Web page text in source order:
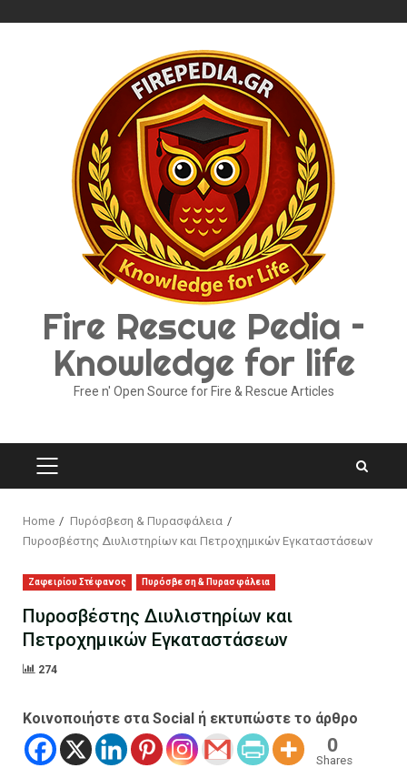
Fire Rescue Pedia –
Knowledge for life
Free n' Open Source for Fire & Rescue Articles
PRIMARY
Home
Πυρόσβεση & Πυρασφάλεια
Πυροσβέστης Διυλιστηρίων και Πετροχημικών Εγκαταστάσεων
Ζαφειρίου Στέφανος Πυρόσβεση & Πυρασφάλεια
Πυροσβέστης Διυλιστηρίων και
Πετροχημικών Εγκαταστάσεων
274
Κοινοποιήστε στα Social ή εκτυπώστε το άρθρο
0
Shares